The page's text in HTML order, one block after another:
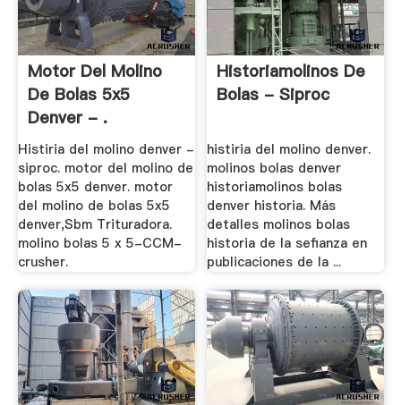
Motor Del Molino
De Bolas 5x5
Denver - .
Histiria del molino denver -
siproc. motor del molino de
bolas 5x5 denver. motor
del molino de bolas 5x5
denver,Sbm Trituradora.
molino bolas 5 x 5-CCM-
crusher.
Historiamolinos De
Bolas - Siproc
histiria del molino denver.
molinos bolas denver
historiamolinos bolas
denver historia. Más
detalles molinos bolas
historia de la sefianza en
publicaciones de la ...